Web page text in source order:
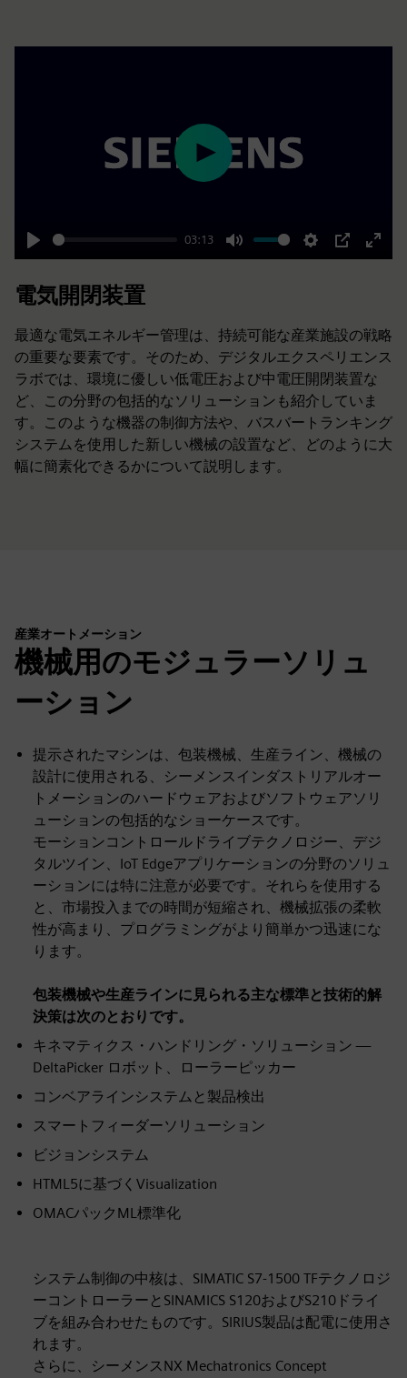
Play
03:13
Mute Settings
PIP
Enter
Play
電気開閉装置
最適な電気エネルギー管理は、持続可能な産業施設の戦略
の重要な要素です。そのため、デジタルエクスペリエンス
ラボでは、環境に優しい低電圧および中電圧開閉装置な
ど、この分野の包括的なソリューションも紹介していま
す。このような機器の制御方法や、バスバートランキング
システムを使用した新しい機械の設置など、どのように大
幅に簡素化できるかについて説明します。
産業オートメーション
機械用のモジュラーソリュ
ーション
提示されたマシンは、包装機械、生産ライン、機械の
設計に使用される、シーメンスインダストリアルオー
トメーションのハードウェアおよびソフトウェアソリ
ューションの包括的なショーケースです。
モーションコントロールドライブテクノロジー、デジ
タルツイン、IoT Edgeアプリケーションの分野のソリュ
ーションには特に注意が必要です。それらを使用する
と、市場投入までの時間が短縮され、機械拡張の柔軟
性が高まり、プログラミングがより簡単かつ迅速にな
ります。
包装機械や生産ラインに見られる主な標準と技術的解
決策は次のとおりです。
キネマティクス・ハンドリング・ソリューション —
DeltaPicker ロボット、ローラーピッカー
コンベアラインシステムと製品検出
スマートフィーダーソリューション
ビジョンシステム
HTML5に基づくVisualization
OMACパックML標準化
システム制御の中核は、SIMATIC S7‑1500 TFテクノロジ
ーコントローラーとSINAMICS S120およびS210ドライ
ブを組み合わせたものです。SIRIUS製品は配電に使用さ
れます。
さらに、シーメンスNX Mechatronics Concept